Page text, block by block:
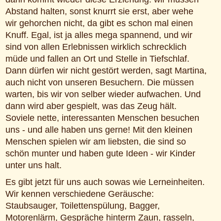
Abstand halten, sonst knurrt sie erst, aber wehe
wir gehorchen nicht, da gibt es schon mal einen
Knuff. Egal, ist ja alles mega spannend, und wir
sind von allen Erlebnissen wirklich schrecklich
müde und fallen an Ort und Stelle in Tiefschlaf.
Dann dürfen wir nicht gestört werden, sagt Martina,
auch nicht von unseren Besuchern. Die müssen
warten, bis wir von selber wieder aufwachen. Und
dann wird aber gespielt, was das Zeug hält.
Soviele nette, interessanten Menschen besuchen
uns - und alle haben uns gerne! Mit den kleinen
Menschen spielen wir am liebsten, die sind so
schön munter und haben gute Ideen - wir Kinder
unter uns halt.
Es gibt jetzt für uns auch sowas wie Lerneinheiten.
Wir kennen verschiedene Geräusche:
Staubsauger, Toilettenspülung, Bagger,
Motorenlärm, Gespräche hinterm Zaun, rasseln,